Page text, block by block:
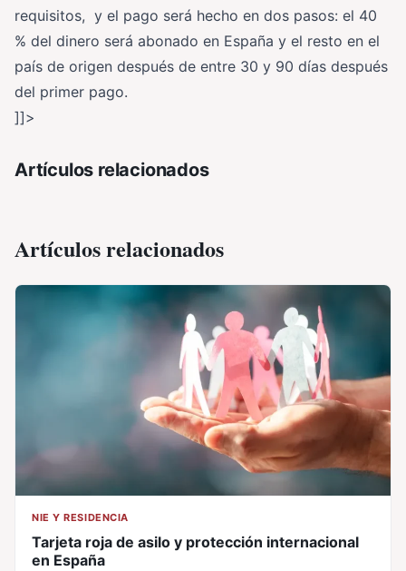
requisitos, y el pago será hecho en dos pasos: el 40
% del dinero será abonado en España y el resto en el
país de origen después de entre 30 y 90 días después
del primer pago.
]]>
Artículos relacionados
Artículos relacionados
NIE Y RESIDENCIA
Tarjeta roja de asilo y protección internacional
en España